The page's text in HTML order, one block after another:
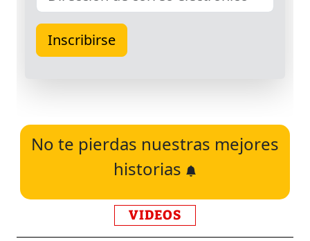
No te pierdas nuestras mejores
historias
VIDEOS